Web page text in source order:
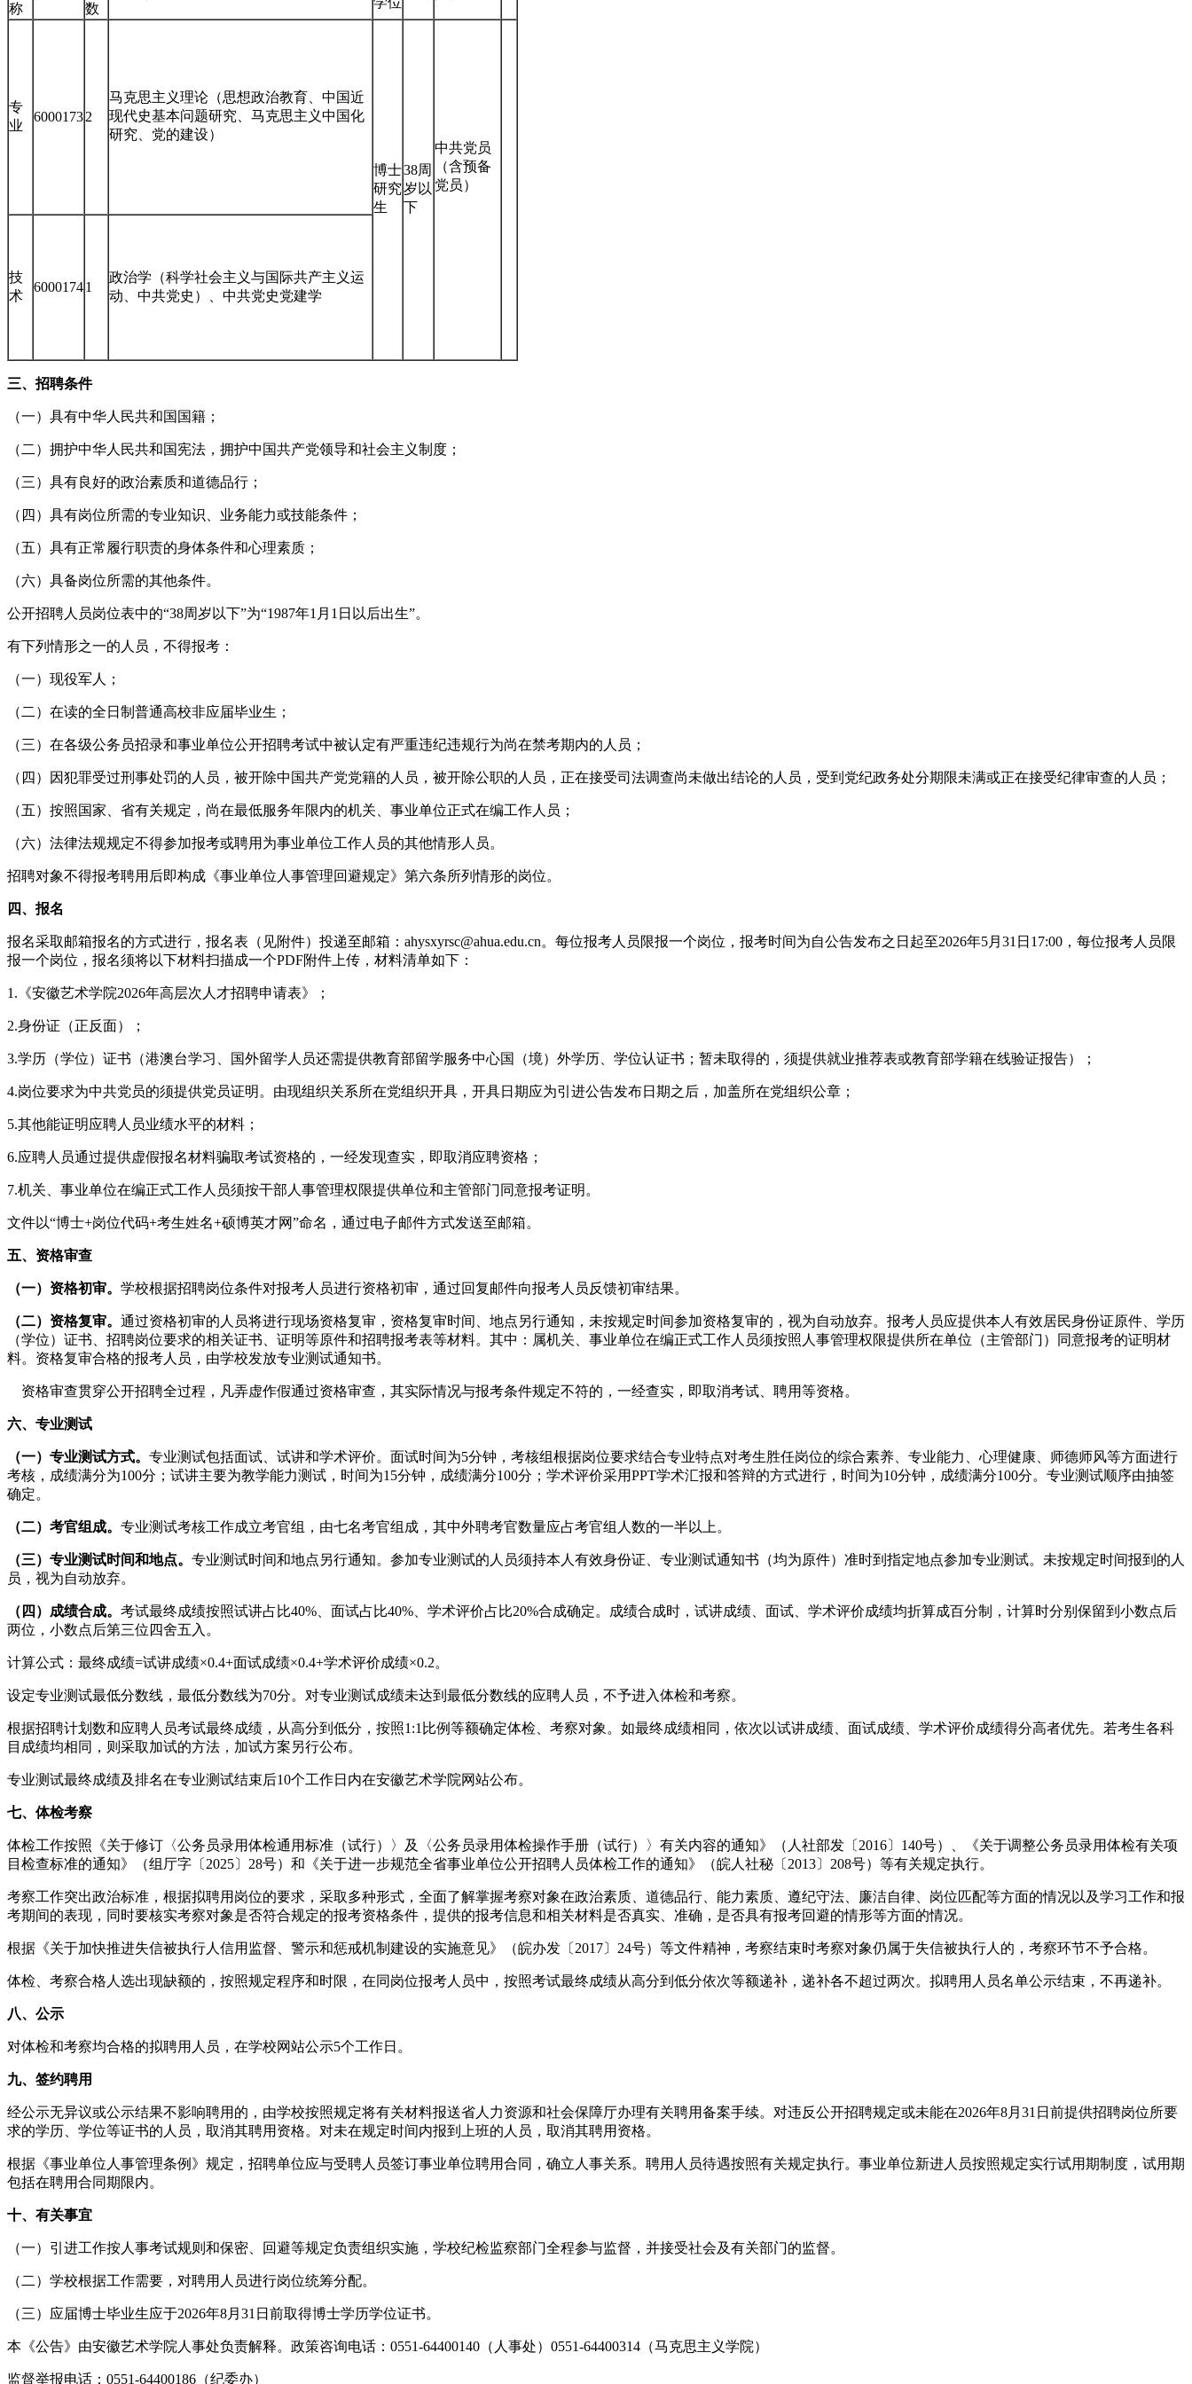
称
数
专
业
60001732
马克思主义理论（思想政治教育、中国近
现代史基本问题研究、马克思主义中国化
研究、党的建设）
博士
研究
生
38周
岁以
下
中共党员
（含预备
党员）
技
术
60001741
政治学（科学社会主义与国际共产主义运
动、中共党史）、中共党史党建学
三、招聘条件
（一）具有中华人民共和国国籍；
（二）拥护中华人民共和国宪法，拥护中国共产党领导和社会主义制度；
（三）具有良好的政治素质和道德品行；
（四）具有岗位所需的专业知识、业务能力或技能条件；
（五）具有正常履行职责的身体条件和心理素质；
（六）具备岗位所需的其他条件。
公开招聘人员岗位表中的“38周岁以下”为“1987年1月1日以后出生”。
有下列情形之一的人员，不得报考：
（一）现役军人；
（二）在读的全日制普通高校非应届毕业生；
（三）在各级公务员招录和事业单位公开招聘考试中被认定有严重违纪违规行为尚在禁考期内的人员；
（四）因犯罪受过刑事处罚的人员，被开除中国共产党党籍的人员，被开除公职的人员，正在接受司法调查尚未做出结论的人员，受到党纪政务处分期限未满或正在接受纪律审查的人员；
（五）按照国家、省有关规定，尚在最低服务年限内的机关、事业单位正式在编工作人员；
（六）法律法规规定不得参加报考或聘用为事业单位工作人员的其他情形人员。
招聘对象不得报考聘用后即构成《事业单位人事管理回避规定》第六条所列情形的岗位。
四、报名
报名采取邮箱报名的方式进行，报名表（见附件）投递至邮箱：ahysxyrsc@ahua.edu.cn。每位报考人员限报一个岗位，报考时间为自公告发布之日起至2026年5月31日17:00，每位报考人员限
报一个岗位，报名须将以下材料扫描成一个PDF附件上传，材料清单如下：
1.《安徽艺术学院2026年高层次人才招聘申请表》；
2.身份证（正反面）；
3.学历（学位）证书（港澳台学习、国外留学人员还需提供教育部留学服务中心国（境）外学历、学位认证书；暂未取得的，须提供就业推荐表或教育部学籍在线验证报告）；
4.岗位要求为中共党员的须提供党员证明。由现组织关系所在党组织开具，开具日期应为引进公告发布日期之后，加盖所在党组织公章；
5.其他能证明应聘人员业绩水平的材料；
6.应聘人员通过提供虚假报名材料骗取考试资格的，一经发现查实，即取消应聘资格；
7.机关、事业单位在编正式工作人员须按干部人事管理权限提供单位和主管部门同意报考证明。
文件以“博士+岗位代码+考生姓名+硕博英才网”命名，通过电子邮件方式发送至邮箱。
五、资格审查
（一）资格初审。 学校根据招聘岗位条件对报考人员进行资格初审，通过回复邮件向报考人员反馈初审结果。
（二）资格复审。 通过资格初审的人员将进行现场资格复审，资格复审时间、地点另行通知，未按规定时间参加资格复审的，视为自动放弃。报考人员应提供本人有效居民身份证原件、学历
（学位）证书、招聘岗位要求的相关证书、证明等原件和招聘报考表等材料。其中：属机关、事业单位在编正式工作人员须按照人事管理权限提供所在单位（主管部门）同意报考的证明材
料。资格复审合格的报考人员，由学校发放专业测试通知书。
资格审查贯穿公开招聘全过程，凡弄虚作假通过资格审查，其实际情况与报考条件规定不符的，一经查实，即取消考试、聘用等资格。
六、专业测试
（一）专业测试方式。 专业测试包括面试、试讲和学术评价。面试时间为5分钟，考核组根据岗位要求结合专业特点对考生胜任岗位的综合素养、专业能力、心理健康、师德师风等方面进行
考核，成绩满分为100分；试讲主要为教学能力测试，时间为15分钟，成绩满分100分；学术评价采用PPT学术汇报和答辩的方式进行，时间为10分钟，成绩满分100分。专业测试顺序由抽签
确定。
（二）考官组成。 专业测试考核工作成立考官组，由七名考官组成，其中外聘考官数量应占考官组人数的一半以上。
（三）专业测试时间和地点。 专业测试时间和地点另行通知。参加专业测试的人员须持本人有效身份证、专业测试通知书（均为原件）准时到指定地点参加专业测试。未按规定时间报到的人
员，视为自动放弃。
（四）成绩合成。 考试最终成绩按照试讲占比40%、面试占比40%、学术评价占比20%合成确定。成绩合成时，试讲成绩、面试、学术评价成绩均折算成百分制，计算时分别保留到小数点后
两位，小数点后第三位四舍五入。
计算公式：最终成绩=试讲成绩×0.4+面试成绩×0.4+学术评价成绩×0.2。
设定专业测试最低分数线，最低分数线为70分。对专业测试成绩未达到最低分数线的应聘人员，不予进入体检和考察。
根据招聘计划数和应聘人员考试最终成绩，从高分到低分，按照1:1比例等额确定体检、考察对象。如最终成绩相同，依次以试讲成绩、面试成绩、学术评价成绩得分高者优先。若考生各科
目成绩均相同，则采取加试的方法，加试方案另行公布。
专业测试最终成绩及排名在专业测试结束后10个工作日内在安徽艺术学院网站公布。
七、体检考察
体检工作按照《关于修订〈公务员录用体检通用标准（试行）〉及〈公务员录用体检操作手册（试行）〉有关内容的通知》（人社部发〔2016〕140号）、《关于调整公务员录用体检有关项
目检查标准的通知》（组厅字〔2025〕28号）和《关于进一步规范全省事业单位公开招聘人员体检工作的通知》（皖人社秘〔2013〕208号）等有关规定执行。
考察工作突出政治标准，根据拟聘用岗位的要求，采取多种形式，全面了解掌握考察对象在政治素质、道德品行、能力素质、遵纪守法、廉洁自律、岗位匹配等方面的情况以及学习工作和报
考期间的表现，同时要核实考察对象是否符合规定的报考资格条件，提供的报考信息和相关材料是否真实、准确，是否具有报考回避的情形等方面的情况。
根据《关于加快推进失信被执行人信用监督、警示和惩戒机制建设的实施意见》（皖办发〔2017〕24号）等文件精神，考察结束时考察对象仍属于失信被执行人的，考察环节不予合格。
体检、考察合格人选出现缺额的，按照规定程序和时限，在同岗位报考人员中，按照考试最终成绩从高分到低分依次等额递补，递补各不超过两次。拟聘用人员名单公示结束，不再递补。
八、公示
对体检和考察均合格的拟聘用人员，在学校网站公示5个工作日。
九、签约聘用
经公示无异议或公示结果不影响聘用的，由学校按照规定将有关材料报送省人力资源和社会保障厅办理有关聘用备案手续。对违反公开招聘规定或未能在2026年8月31日前提供招聘岗位所要
求的学历、学位等证书的人员，取消其聘用资格。对未在规定时间内报到上班的人员，取消其聘用资格。
根据《事业单位人事管理条例》规定，招聘单位应与受聘人员签订事业单位聘用合同，确立人事关系。聘用人员待遇按照有关规定执行。事业单位新进人员按照规定实行试用期制度，试用期
包括在聘用合同期限内。
十、有关事宜
（一）引进工作按人事考试规则和保密、回避等规定负责组织实施，学校纪检监察部门全程参与监督，并接受社会及有关部门的监督。
（二）学校根据工作需要，对聘用人员进行岗位统筹分配。
（三）应届博士毕业生应于2026年8月31日前取得博士学历学位证书。
本《公告》由安徽艺术学院人事处负责解释。政策咨询电话：0551-64400140（人事处）0551-64400314（马克思主义学院）
监督举报电话：0551-64400186（纪委办）